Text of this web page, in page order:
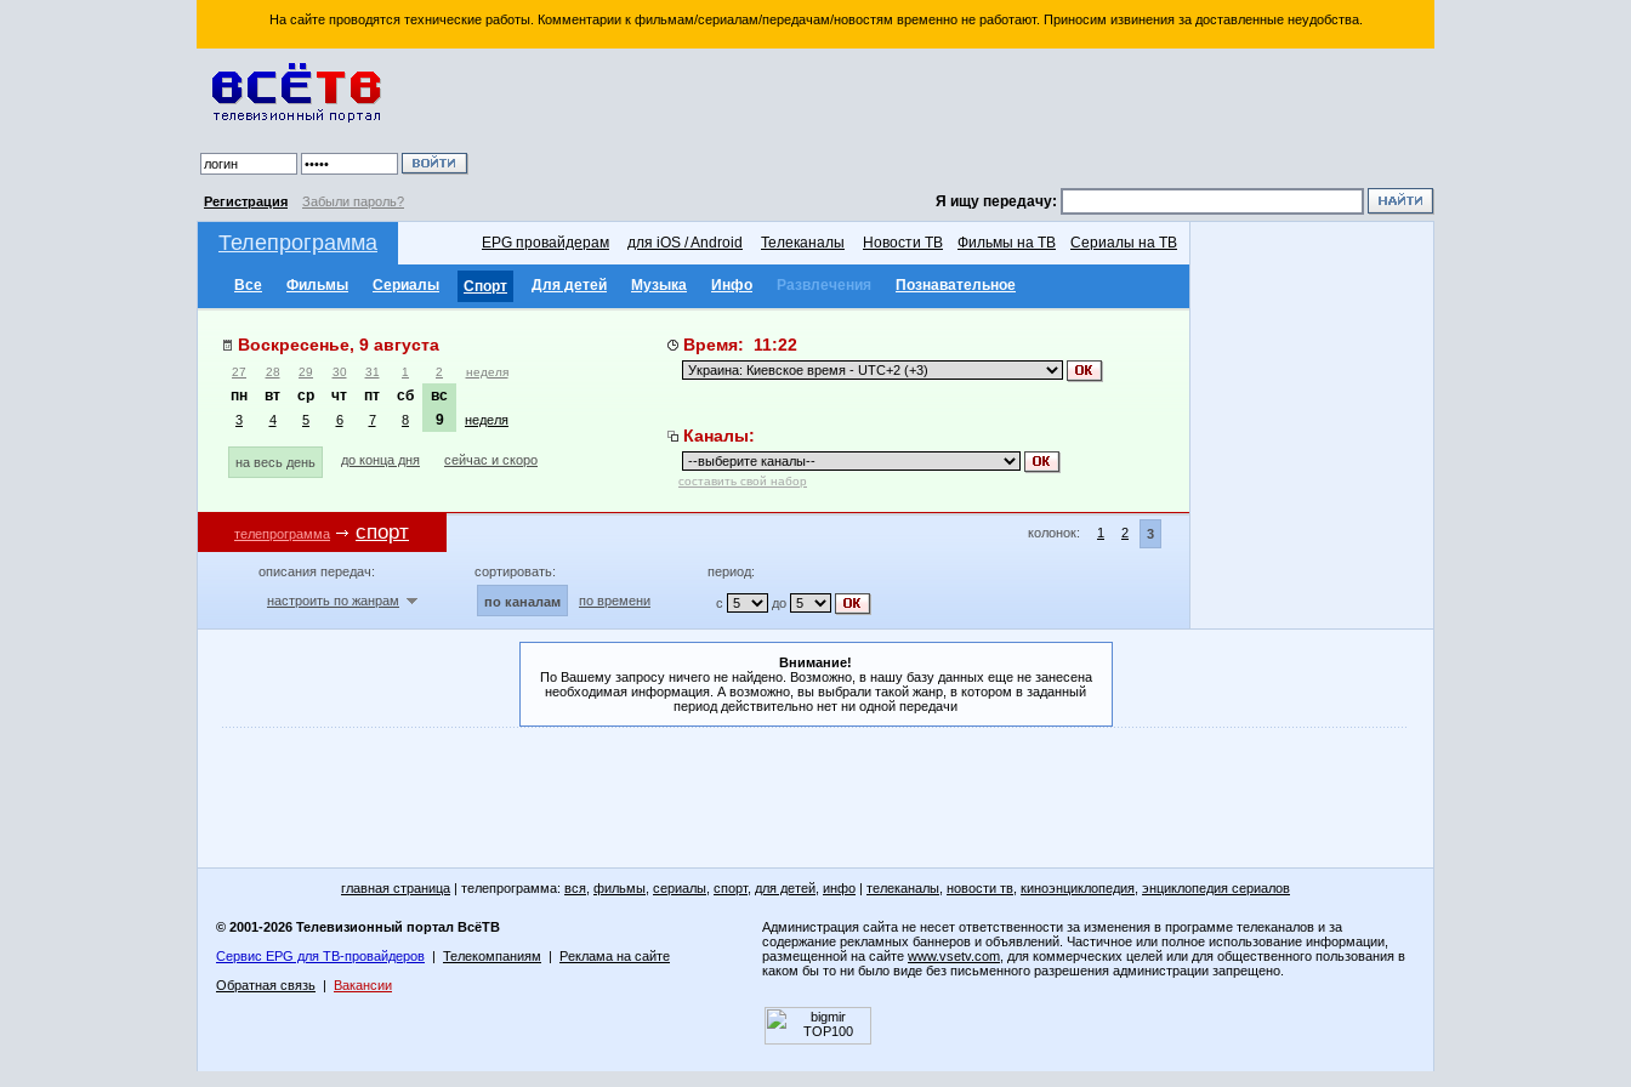
На сайте проводятся технические работы. Комментарии к фильмам/сериалам/передачам/новостям временно не работают. Приносим извинения за доставленные неудобства.
Регистрация Забыли пароль? Я ищу передачу:
Телепрограмма EPG провайдерам для iOS / Android Телеканалы Новости ТВ Фильмы на ТВ Сериалы на ТВ
Все Фильмы Сериалы Спорт Для детей Музыка Инфо Развлечения Познавательное
Воскресенье, 9 августа
27 28 29 30 31 1 2 неделя
пн вт ср чт пт сб вс
3 4 5 6 7 8 9 неделя
на весь день до конца дня сейчас и скоро
Время: 11:22
Каналы:
составить свой набор
телепрограмма спорт колонок: 1 2 3
описания передач:
настроить по жанрам
сортировать:
по каналам по времени
период:
с до
Внимание!
По Вашему запросу ничего не найдено. Возможно, в нашу базу данных еще не занесена
необходимая информация. А возможно, вы выбрали такой жанр, в котором в заданный
период действительно нет ни одной передачи
главная страница | телепрограмма: вся фильмы сериалы спорт, для детей инфо | телеканалы новости тв киноэнциклопедия энциклопедия сериалов
© 2001-2026 Телевизионный портал ВсёТВ
Сервис EPG для ТВ-провайдеров | Телекомпаниям | Реклама на сайте
Обратная связь | Вакансии
Администрация сайта не несет ответственности за изменения в программе телеканалов и за
содержание рекламных баннеров и объявлений. Частичное или полное использование информации,
размещенной на сайте www.vsetv.com , для коммерческих целей или для общественного пользования в
каком бы то ни было виде без письменного разрешения администрации запрещено.